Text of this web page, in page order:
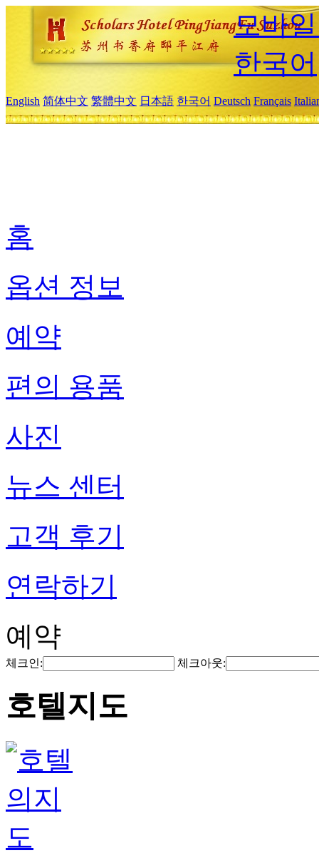
모바
한국어
English 简体中文 繁體中文 日本語 한국어 Deutsch Français
홈
옵션 정보
예약
편의 용품
사진
뉴스 센터
고객 후기
연락하기
예약
체크인: 체크아웃:
호텔지도